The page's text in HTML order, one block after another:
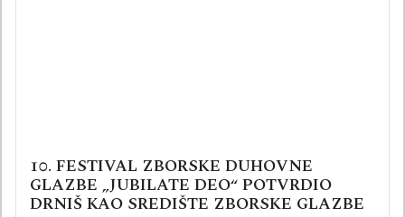
10. FESTIVAL ZBORSKE DUHOVNE
GLAZBE „JUBILATE DEO“ POTVRDIO
DRNIŠ KAO SREDIŠTE ZBORSKE GLAZBE